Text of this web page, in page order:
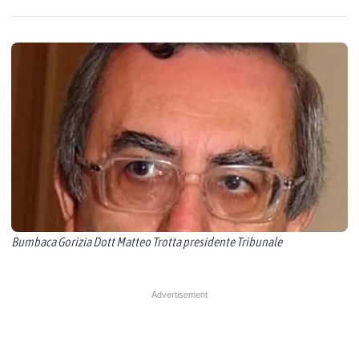
Bumbaca Gorizia Dott Matteo Trotta presidente Tribunale